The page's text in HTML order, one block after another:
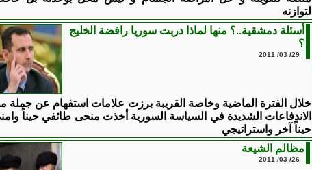
لتوازنه
أسئلة دمشقية..؟ منها لماذا دربت سوريا رافضة الخليج
؟
29/ 03/ 2011
خلال الفترة الماضية وخاصة القريبة برزت علامات استفهام عن جملة
الاندفاعات الشديدة في السياسة السورية أخذت منحى طائفي حيناً
حيناً آخر واستراتيجي
مظالم الشيعة
26/ 03/ 2011